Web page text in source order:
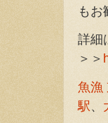
もお
詳細
＞＞
魚漁
駅、